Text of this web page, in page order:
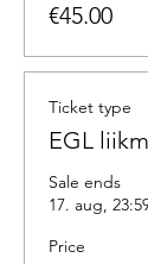
€45.00
Ticket type
EGL
Sale ends
17. aug,
Price